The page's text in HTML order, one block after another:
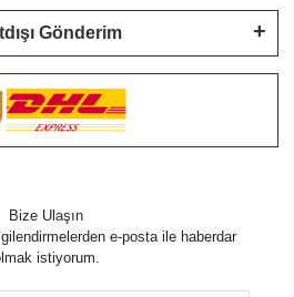
Gönderim
Bize Ulaşın
e-posta ile haberdar
istiyorum.